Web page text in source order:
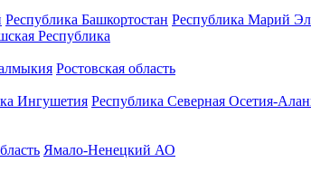
Республика Башкортостан Республика Марий Эл
Республика
Ростовская область
Ингушетия Республика Северная Осетия-
Ямало-Ненецкий АО